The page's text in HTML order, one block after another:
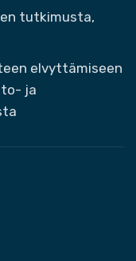
tutkimusta,
elvyttämiseen
ja